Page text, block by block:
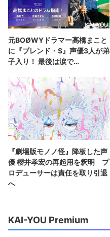
元BOØWYドラマー高橋まこと
に『ブレンド・S』声優3人が弟
子入り！ 最後は涙で…
『劇場版モノノ怪』降板した声
優 櫻井孝宏の再起用を釈明 プ
ロデューサーは責任を取り引退
へ
KAI-YOU Premium